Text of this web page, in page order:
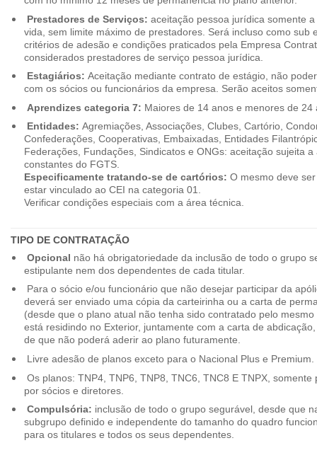
Prestadores de Serviços: aceitação pessoa jurídica somente a
vida, sem limite máximo de prestadores. Será incluso como sub
critérios de adesão e condições praticados pela Empresa
considerados prestadores de serviço pessoa jurídica.
Estagiários: Aceitação mediante contrato de estágio, não
com os sócios ou funcionários da empresa. Serão aceitos
Aprendizes categoria 7: Maiores de 14 anos e menores de 24
Entidades: Agremiações, Associações, Clubes, Cartório,
Confederações, Cooperativas, Embaixadas, Entidades
Federações, Fundações, Sindicatos e ONGs: aceitação sujeita
constantes do FGTS.
Especificamente tratando-se de cartórios: O mesmo deve
estar vinculado ao CEI na categoria 01.
Verificar condições especiais com a área técnica.
TIPO DE CONTRATAÇÃO
Opcional não há obrigatoriedade da inclusão de todo o grupo
estipulante nem dos dependentes de cada titular.
Para o sócio e/ou funcionário que não desejar participar da
deverá ser enviado uma cópia da carteirinha ou a carta de
(desde que o plano atual não tenha sido contratado pelo
está residindo no Exterior, juntamente com a carta de
de que não poderá aderir ao plano futuramente.
Livre adesão de planos exceto para o Nacional Plus e Premium.
Os planos: TNP4, TNP6, TNP8, TNC6, TNC8 E TNPX,
por sócios e diretores.
Compulsória: inclusão de todo o grupo segurável, desde que
subgrupo definido e independente do tamanho do quadro
para os titulares e todos os seus dependentes.